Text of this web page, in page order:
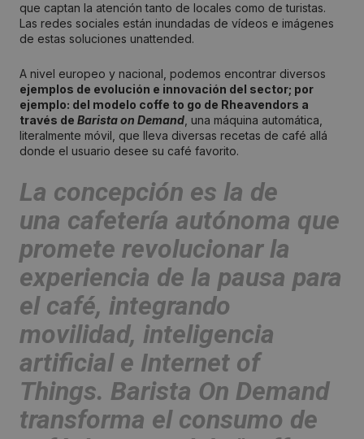
que captan la atención tanto de locales como de turistas.
Las redes sociales están inundadas de vídeos e imágenes
de estas soluciones unattended.
A nivel europeo y nacional, podemos encontrar diversos
ejemplos de evolución e innovación del sector; por
ejemplo: del modelo coffe to go de Rheavendors a
través de Barista on Demand , una máquina automática,
literalmente móvil, que lleva diversas recetas de café allá
donde el usuario desee su café favorito.
La concepción es la de
una cafetería autónoma que
promete revolucionar la
experiencia de la pausa para
el café, integrando
movilidad, inteligencia
artificial e Internet of
Things. Barista On Demand
transforma el consumo de